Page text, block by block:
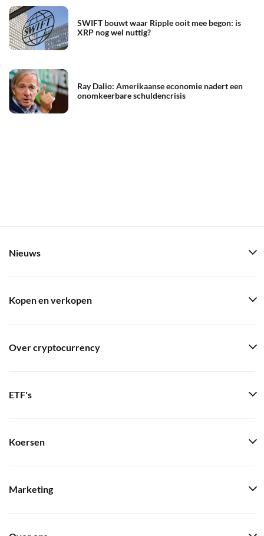
SWIFT bouwt waar Ripple ooit mee begon: is
XRP nog wel nuttig?
Ray Dalio: Amerikaanse economie nadert een
onomkeerbare schuldencrisis
Nieuws
Kopen en verkopen
Over cryptocurrency
ETF's
Koersen
Marketing